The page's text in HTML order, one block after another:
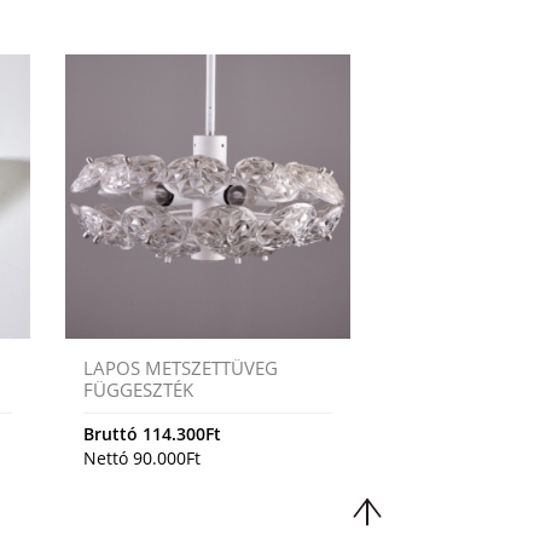
LAPOS METSZETTÜVEG
FÜGGESZTÉK
Bruttó 114.300Ft
Nettó90.000Ft